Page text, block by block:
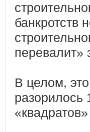
банкротств
перевалит»
В целом, это
разорилось